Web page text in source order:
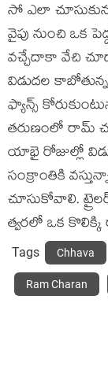
సో ఎలా
వైపు నుంచి ఒక
వచ్చేదాకా వేచి
విడుదల
ఫ్యాన్స్
తరుణంలో రామ్
యాభై రోజుల్లో
సంక్రాంతికి
చూసుకోవాలి.
త్వరలో ఒక కొలిక్కి
Tags Chhava
Ram Charan